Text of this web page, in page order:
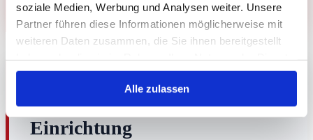
soziale Medien, Werbung und Analysen weiter. Unsere
Partner führen diese Informationen möglicherweise mit
weiteren Daten zusammen, die Sie ihnen bereitgestellt
gesammelt haben.
Alle zulassen
erweitern
Häufige Fragen zu Leitstellen-
Einrichtung